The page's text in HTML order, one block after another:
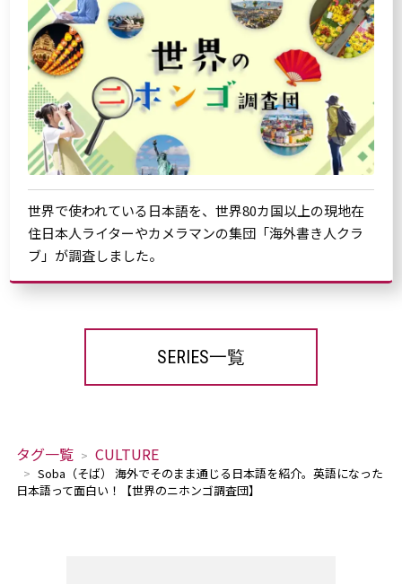
世界で使われている日本語を、世界80カ国以上の現地在
住日本人ライターやカメラマンの集団「海外書き人クラ
ブ」が調査しました。
SERIES一覧
タグ一覧 CULTURE
Soba（そば） 海外でそのまま通じる日本語を紹介。英語になった
日本語って面白い！【世界のニホンゴ調査団】